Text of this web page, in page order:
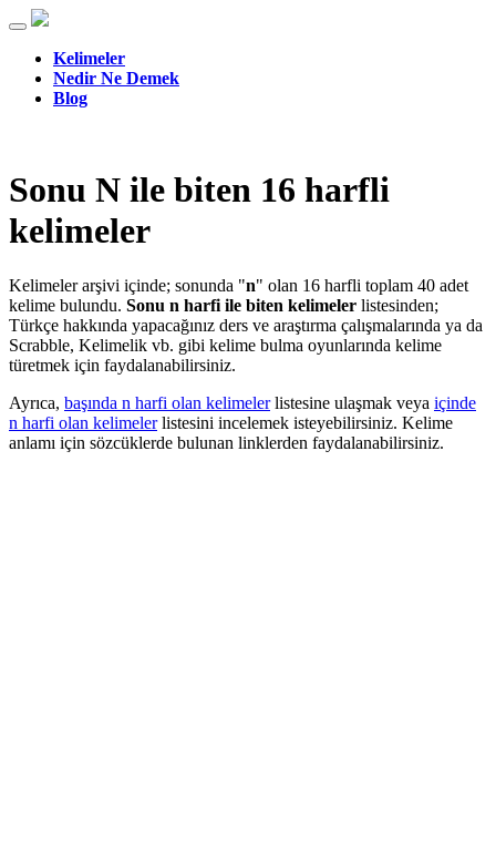
Kelimeler
Nedir Ne Demek
Blog
Sonu N ile biten 16 harfli
kelimeler
Kelimeler arşivi içinde; sonunda "n" olan 16 harfli toplam 40 adet
kelime bulundu. Sonu n harfi ile biten kelimeler listesinden;
Türkçe hakkında yapacağınız ders ve araştırma çalışmalarında ya da
Scrabble, Kelimelik vb. gibi kelime bulma oyunlarında kelime
türetmek için faydalanabilirsiniz.
Ayrıca, başında n harfi olan kelimelerlistesine ulaşmak veya içinde
n harfi olan kelimelerlistesini incelemek isteyebilirsiniz. Kelime
anlamı için sözcüklerde bulunan linklerden faydalanabilirsiniz.